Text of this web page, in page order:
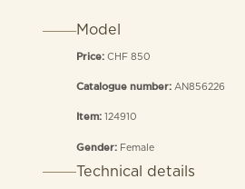
Model
Price: CHF 850
Catalogue number: AN856226
Item: 124910
Gender: Female
Technical details